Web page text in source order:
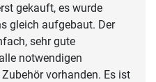
gekauft, es wurde
gleich aufgebaut. Der
sehr gute
notwendigen
vorhanden. Es ist